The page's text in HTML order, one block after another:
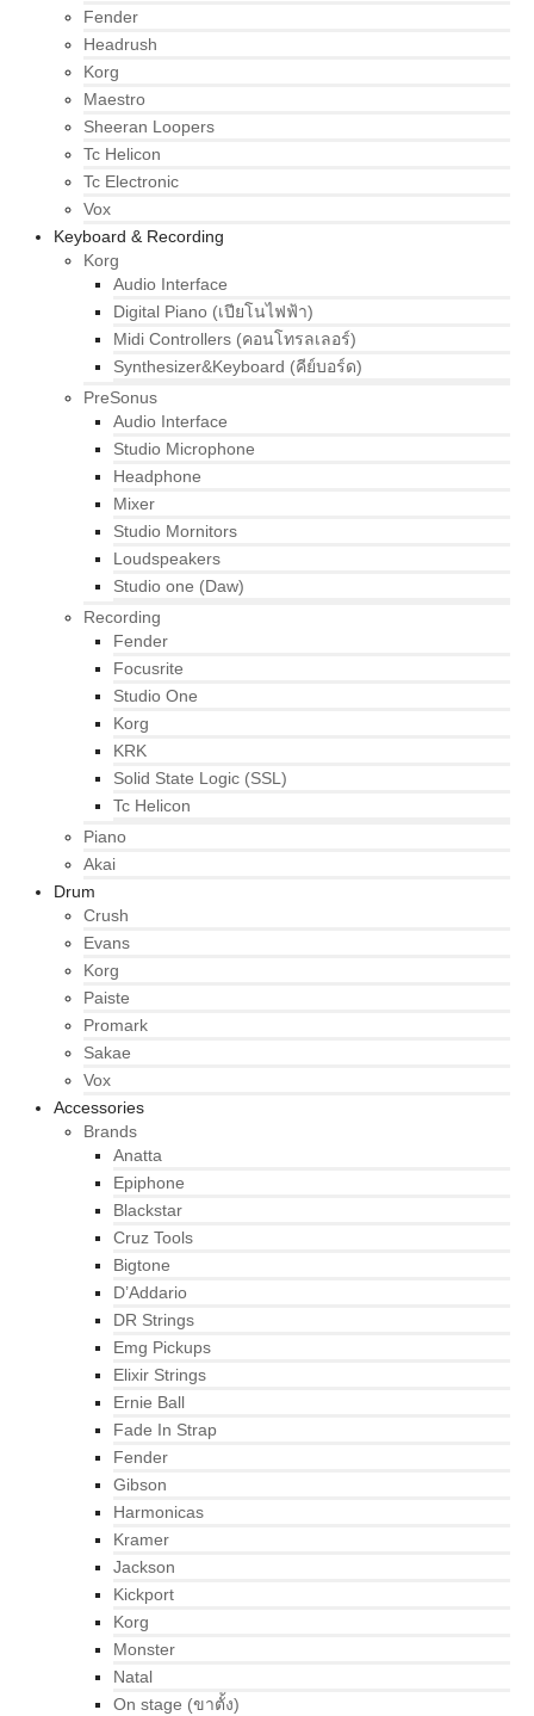
Fender
Headrush
Korg
Maestro
Sheeran Loopers
Tc Helicon
Tc Electronic
Vox
Keyboard & Recording
Korg
Audio Interface
Digital Piano (เปียโนไฟฟ้า)
Midi Controllers (คอนโทรลเลอร์)
Synthesizer&Keyboard (คีย์บอร์ด)
PreSonus
Audio Interface
Studio Microphone
Headphone
Mixer
Studio Mornitors
Loudspeakers
Studio one (Daw)
Recording
Fender
Focusrite
Studio One
Korg
KRK
Solid State Logic (SSL)
Tc Helicon
Piano
Akai
Drum
Crush
Evans
Korg
Paiste
Promark
Sakae
Vox
Accessories
Brands
Anatta
Epiphone
Blackstar
Cruz Tools
Bigtone
D’Addario
DR Strings
Emg Pickups
Elixir Strings
Ernie Ball
Fade In Strap
Fender
Gibson
Harmonicas
Kramer
Jackson
Kickport
Korg
Monster
Natal
On stage (ขาตั้ง)